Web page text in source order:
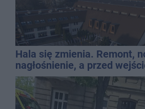
Hala się zmienia. Remont,
nagłośnienie, a przed
QEMETICA ARENA